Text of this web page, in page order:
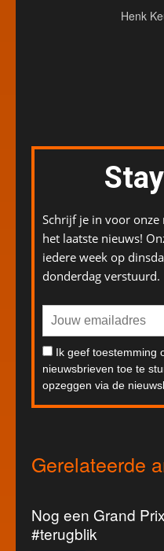
Henk
Schrijf je in voor
het laatste nieuws!
iedere week op
donderdag verstuurd.
Ik geef toestemming
nieuwsbrieven toe te
opzeggen via de
Gerelateerde
Nog een Grand
#terugblik